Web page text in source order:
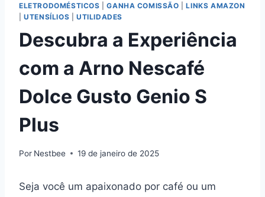
ELETRODOMÉSTICOS |GANHA COMISSÃO |LINKS AMAZON
|UTENSÍLIOS UTILIDADES
Descubra a Experiência
com a Arno Nescafé
Dolce Gusto Genio S
Plus
Por Nestbee 19 de janeiro de 2025
Seja você um apaixonado por café ou um